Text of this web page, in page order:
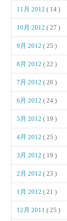
11月 2012( 14 )
10月 2012( 27 )
9月 2012( 25 )
8月 2012( 22 )
7月 2012( 20 )
6月 2012( 24 )
5月 2012( 19 )
4月 2012( 25 )
3月 2012( 19 )
2月 2012( 23 )
1月 2012( 21 )
12月 2011( 25 )